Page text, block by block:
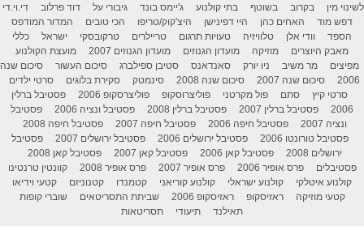
לשינוי מין
בקרוב בשוטף בתי קולנוע ג'יימס בונד גיבורי על דוד פרלוב
די.וי.די
דפש מוד
האחים כהן היי דפינישן היצ'קוק/טריפו הכי טובים
המדור המודפס
הספד
וודי אלן טלוויזיה טעויות תרגום טריילרים טרקובסקי ישראל
כללי
מאבק היוצרים
מוזיקה מועדון הגנוזים מועדון הגנוזים 2007
מועצת הקולנוע
מפיצים
מר משיב ניו יורק סאנדאנס סטיבן ספילברג סיכום העשור
סיכום שנה
2006
סיכום שנה 2007 סיכום שנה 2008 סינמטק סקירת בלוגים
סרטי ילדים
סרטי קיץ
סתם פול מקרטני פוליצרוסקופ פוליצרסקופ 2006
פסטיבל ברלין
2006
פסטיבל ברלין 2007 פסטיבל ברלין 2008 פסטיבל ונציה 2006
פסטיבל
ונציה 2007
פסטיבל חיפה 2006 פסטיבל חיפה 2007
פסטיבל חיפה 2008
פסטיבל טורונטו 2006
פסטיבל ירושלים 2006 פסטיבל ירושלים 2007
פסטיבל
ירושלים 2008
פסטיבל קאן 2006 פסטיבל קאן 2007
פסטיבל קאן 2008
פסטיבלים
פרס אופיר 2006 פרס אופיר 2007 פרס אופיר 2008
קוונטין טרנטינו
קולנוע איטלקי
קולנוע ישראלי קולנוע קוריאני קטמנדו קטנוניזם
קטעי וידיאו
קטעי מוזיקה
ראזיסקופ ראזיסקופ 2006 שביתת התסריטאים
שוברי קופות
תאילנד
תיעודי תסריטאות